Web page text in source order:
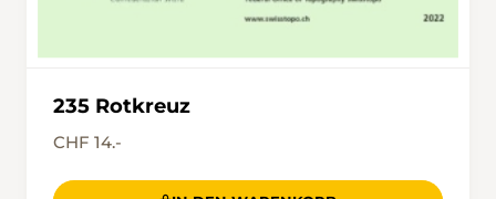
235 Rotkreuz
CHF 14.-